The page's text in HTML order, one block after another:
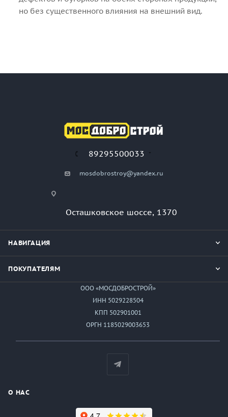
но без существенного влияния на внешний вид.
89295500033
mosdobrostroy@yandex.ru
Осташковское шоссе, 1370
НАВИГАЦИЯ
ПОКУПАТЕЛЯМ
ООО «МОСДОБРОСТРОЙ»
ИНН 5029228504
КПП 502901001
ОРГН 1185029003653
О НАС